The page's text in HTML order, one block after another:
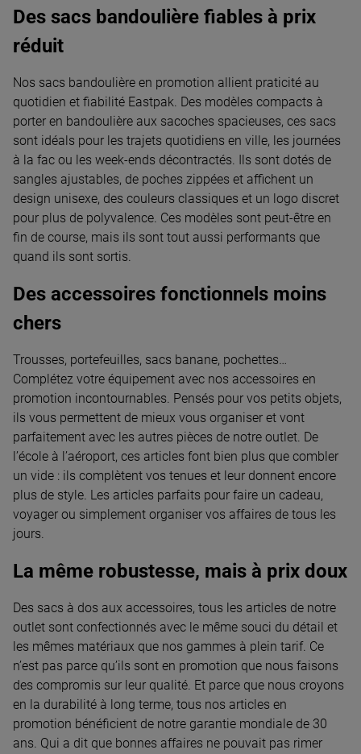
Des sacs bandoulière fiables à prix
réduit
Nos sacs bandoulière en promotion allient praticité au
quotidien et fiabilité Eastpak. Des modèles compacts à
porter en bandoulière aux sacoches spacieuses, ces sacs
sont idéals pour les trajets quotidiens en ville, les journées
à la fac ou les week-ends décontractés. Ils sont dotés de
sangles ajustables, de poches zippées et affichent un
design unisexe, des couleurs classiques et un logo discret
pour plus de polyvalence. Ces modèles sont peut-être en
fin de course, mais ils sont tout aussi performants que
quand ils sont sortis.
Des accessoires fonctionnels moins
chers
Trousses, portefeuilles, sacs banane, pochettes…
Complétez votre équipement avec nos accessoires en
promotion incontournables. Pensés pour vos petits objets,
ils vous permettent de mieux vous organiser et vont
parfaitement avec les autres pièces de notre outlet. De
l’école à l’aéroport, ces articles font bien plus que combler
un vide : ils complètent vos tenues et leur donnent encore
plus de style. Les articles parfaits pour faire un cadeau,
voyager ou simplement organiser vos affaires de tous les
jours.
La même robustesse, mais à prix doux
Des sacs à dos aux accessoires, tous les articles de notre
outlet sont confectionnés avec le même souci du détail et
les mêmes matériaux que nos gammes à plein tarif. Ce
n’est pas parce qu’ils sont en promotion que nous faisons
des compromis sur leur qualité. Et parce que nous croyons
en la durabilité à long terme, tous nos articles en
promotion bénéficient de notre garantie mondiale de 30
ans. Qui a dit que bonnes affaires ne pouvait pas rimer